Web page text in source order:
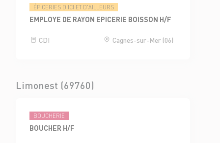
ÉPICERIES D'ICI ET D'AILLEURS
EMPLOYE DE RAYON EPICERIE BOISSON H/F
CDI Cagnes-sur-Mer (06)
Limonest (69760)
BOUCHERIE
BOUCHER H/F